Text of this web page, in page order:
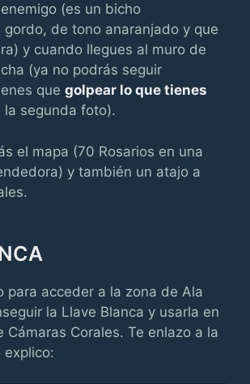
(es un bicho
gordo, de tono anaranjado y que
y cuando llegues al muro de
(ya no podrás seguir
que golpear lo que tienes
la segunda foto).
el mapa (70 Rosarios en una
y también un atajo a
para acceder a la zona de Ala
la Llave Blanca y usarla en
Cámaras Corales. Te enlazo a la
explico: